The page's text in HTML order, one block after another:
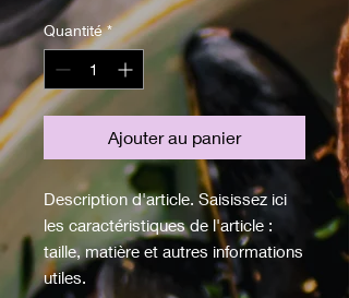
Quantité *
Ajouter au panier
Description d'article. Saisissez ici
les caractéristiques de l'article :
taille, matière et autres informations
utiles.